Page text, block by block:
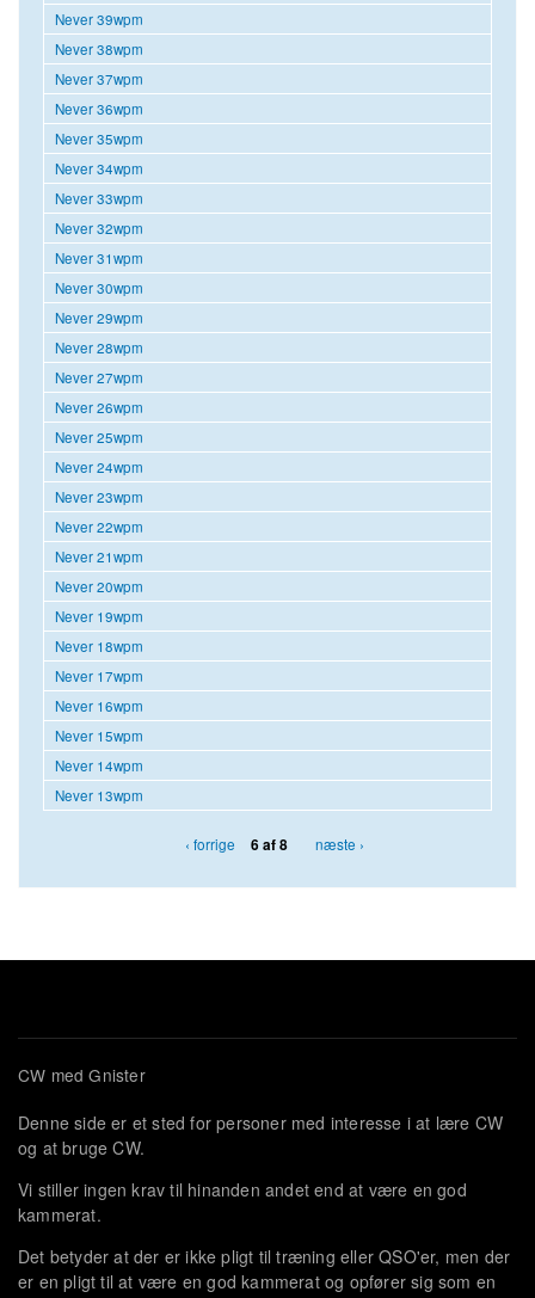
Never 39wpm
Never 38wpm
Never 37wpm
Never 36wpm
Never 35wpm
Never 34wpm
Never 33wpm
Never 32wpm
Never 31wpm
Never 30wpm
Never 29wpm
Never 28wpm
Never 27wpm
Never 26wpm
Never 25wpm
Never 24wpm
Never 23wpm
Never 22wpm
Never 21wpm
Never 20wpm
Never 19wpm
Never 18wpm
Never 17wpm
Never 16wpm
Never 15wpm
Never 14wpm
Never 13wpm
‹ forrige 6 af 8 næste ›
CW med Gnister
Denne side er et sted for personer med interesse i at lære CW
og at bruge CW.
Vi stiller ingen krav til hinanden andet end at være en god
kammerat.
Det betyder at der er ikke pligt til træning eller QSO'er, men der
er en pligt til at være en god kammerat og opfører sig som en